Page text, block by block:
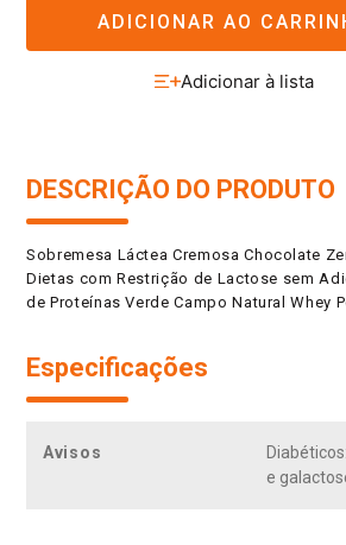
ADICIONAR AO
DESCRIÇÃO DO PRODUTO
Sobremesa Láctea Cremosa Chocolate
Dietas com Restrição de Lactose sem
de Proteínas Verde Campo Natural Whey
Especificações
Avisos
e